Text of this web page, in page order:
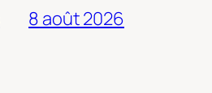
8 août 2026